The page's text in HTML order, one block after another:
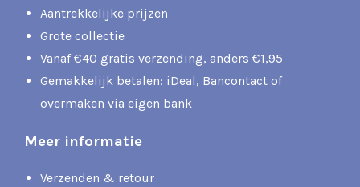
Aantrekkelijke prijzen
Grote collectie
Vanaf €40 gratis verzending, anders €1,95
Gemakkelijk betalen: iDeal, Bancontact of
overmaken via eigen bank
Meer informatie
Verzenden & retour